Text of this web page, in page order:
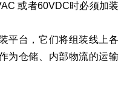
或者60VDC时必须加装
平台，它们将组装线上各
为仓储、内部物流的运输